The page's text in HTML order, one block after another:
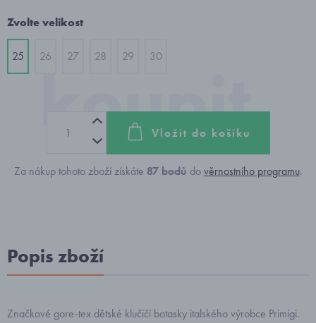
Zvolte velikost
25 26 27 28 29 30
Vložit do košíku
Za nákup tohoto zboží získáte 87bodů dověrnostního programu.
Popis zboží
Značkové gore-tex dětské klučičí botasky italského výrobce Primigi.